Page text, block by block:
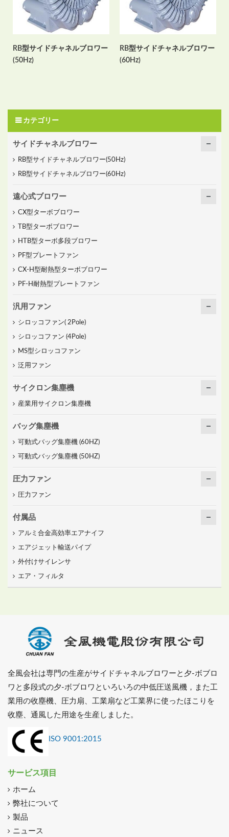
RB型サイドチャネルブロワー
(50Hz)
RB型サイドチャネルブロワー
(60Hz)
カテゴリー
サイドチャネルブロワー
RB型サイドチャネルブロワー(50Hz)
RB型サイドチャネルブロワー(60Hz)
遠心式ブロワー
CX型ターボブロワー
TB型ターボブロワー
HTB型ターボ多段ブロワー
PF型プレートファン
CX-H型耐熱型ターボブロワー
PF-H耐熱型プレートファン
汎用ファン
シロッコファン( 2Pole)
シロッコファン (4Pole)
MS型シロッコファン
泛用ファン
サイクロン集塵機
産業用サイクロン集塵機
バッグ集塵機
可動式バッグ集塵機 (60HZ)
可動式バッグ集塵機 (50HZ)
圧力ファン
圧力ファン
付属品
アルミ合金高効率エアナイフ
エアジェット輸送パイプ
外付けサイレンサ
エア・フィルタ
全風会社は専門の生産がサイドチャネルブロワーと夕-ボブロ
ワと多段式の夕-ボブロワといろいろの中低圧送風機，また工
業用の收塵機、圧力扇、工業扇など工業界に使ったほこりを
收塵、通風した用途を生産しました。
ISO 9001:2015
サービス項目
ホーム
弊社について
製品
ニュース